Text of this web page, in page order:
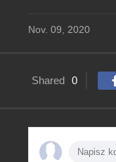
Nov. 09, 2020
Shared 0